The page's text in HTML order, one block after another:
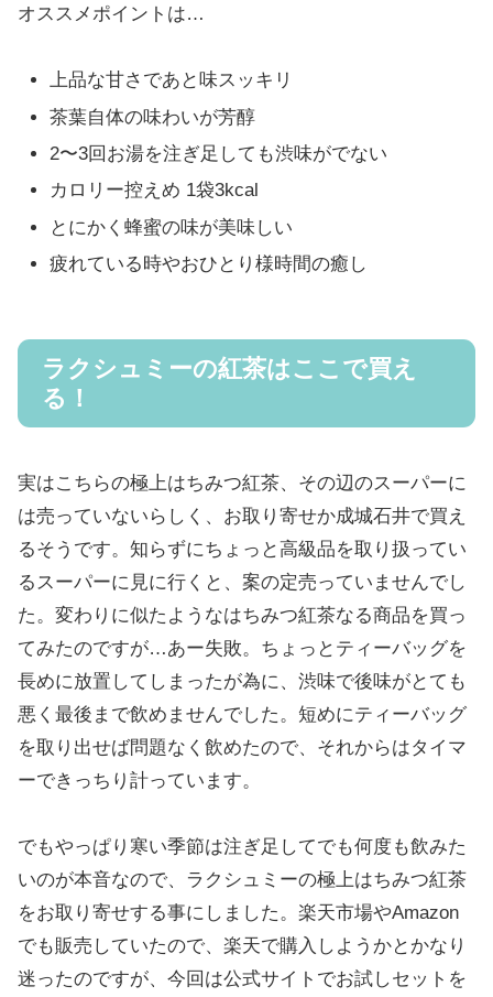
オススメポイントは…
上品な甘さであと味スッキリ
茶葉自体の味わいが芳醇
2〜3回お湯を注ぎ足しても渋味がでない
カロリー控えめ 1袋3kcal
とにかく蜂蜜の味が美味しい
疲れている時やおひとり様時間の癒し
ラクシュミーの紅茶はここで買え
る！
実はこちらの極上はちみつ紅茶、その辺のスーパーに
は売っていないらしく、お取り寄せか成城石井で買え
るそうです。知らずにちょっと高級品を取り扱ってい
るスーパーに見に行くと、案の定売っていませんでし
た。変わりに似たようなはちみつ紅茶なる商品を買っ
てみたのですが…あー失敗。ちょっとティーバッグを
長めに放置してしまったが為に、渋味で後味がとても
悪く最後まで飲めませんでした。短めにティーバッグ
を取り出せば問題なく飲めたので、それからはタイマ
ーできっちり計っています。
でもやっぱり寒い季節は注ぎ足してでも何度も飲みた
いのが本音なので、ラクシュミーの極上はちみつ紅茶
をお取り寄せする事にしました。楽天市場やAmazon
でも販売していたので、楽天で購入しようかとかなり
迷ったのですが、今回は公式サイトでお試しセットを